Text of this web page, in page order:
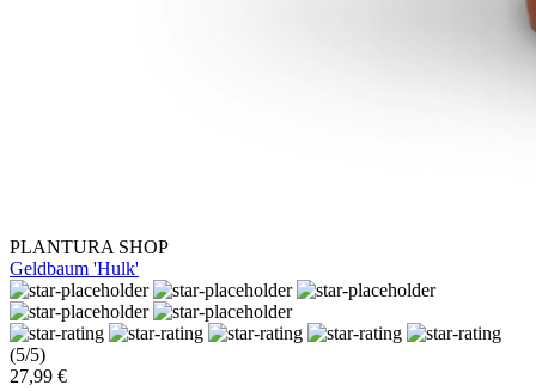
PLANTURA SHOP
Geldbaum 'Hulk'
(5/5)
27,99 €